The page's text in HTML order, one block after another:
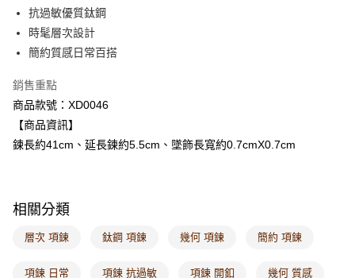
每筆NT$60，滿NT$1,000(含以上)免運費
7-11取貨付款
每筆NT$60，滿NT$1,000(含以上)免運費
付款後7-11取貨
每筆NT$60，滿NT$1,000(含以上)免運費
宅配
每筆NT$60，滿NT$1,000(含以上)免運費
海外配送-港/澳/新/馬/泰國專屬 查看運費
海外配送-其他亞洲地區 查看運費
抗過敏優質鈦鋼
時髦層次設計
簡約質感日常百搭
銷售重點
商品款號：XD0046
【商品資訊】
鍊長約41cm、延長鍊約5.5cm、墜飾長寬約0.7cmX0.7cm
相關分類
層次 項鍊 鈦鋼 項鍊 幾何 項鍊 簡約 項鍊
項鍊 日常 項鍊 抗過敏 項鍊 開釦 幾何 質感